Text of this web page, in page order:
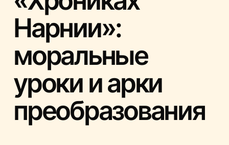
Нарнии»:
моральные
уроки и арки
преобразования